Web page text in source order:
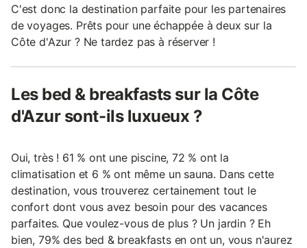
C'est donc la destination parfaite pour les partenaires
de voyages. Prêts pour une échappée à deux sur la
Côte d'Azur ? Ne tardez pas à réserver !
Les bed & breakfasts sur la Côte
d'Azur sont-ils luxueux ?
Oui, très ! 61 % ont une piscine, 72 % ont la
climatisation et 6 % ont même un sauna. Dans cette
destination, vous trouverez certainement tout le
confort dont vous avez besoin pour des vacances
parfaites. Que voulez-vous de plus ? Un jardin ? Eh
bien, 79% des bed & breakfasts en ont un, vous n'aurez